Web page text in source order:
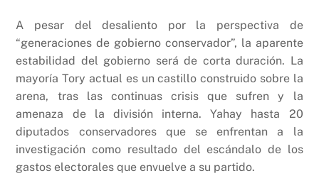
A pesar del desaliento por la perspectiva de
“generaciones de gobierno conservador”, la aparente
estabilidad del gobierno será de corta duración. La
mayoría Tory actual es un castillo construido sobre la
arena, tras las continuas crisis que sufren y la
amenaza de la división interna. Yahay hasta 20
diputados conservadores que se enfrentan a la
investigación como resultado del escándalo de los
gastos electorales que envuelve a su partido.